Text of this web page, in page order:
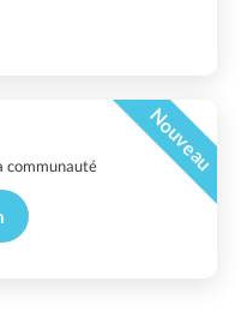
Nouveau
communauté